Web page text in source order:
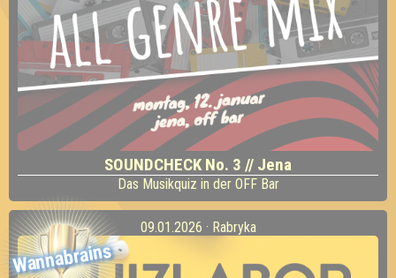
SOUNDCHECK No. 3 // Jena
Das Musikquiz in der OFF Bar
Wannabrains
09.01.2026 · Rabryka